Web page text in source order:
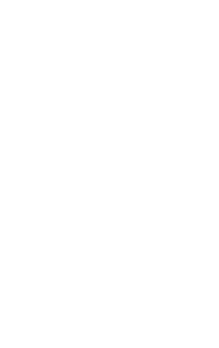
lai
reklāmas un
Mēs arī kopīgojam
jūs lietojat mūsu
un analītikas
apvienot ar citu
viņiem sniedzis vai ko
jūsu